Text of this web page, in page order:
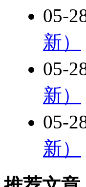
05-
新）
05-
新）
05-
新）